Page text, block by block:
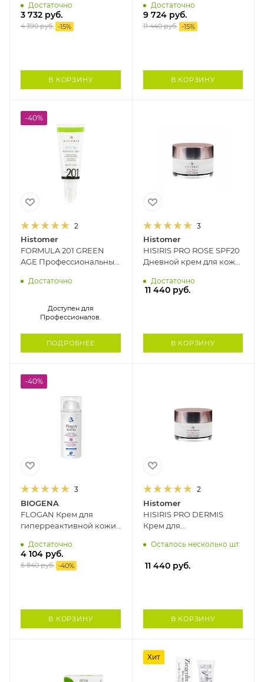
ЗЕЛЕНЫЙ ЧАЙ STYX, 50
мл
Достаточно
3 732 руб.
4 390руб. -15%
В КОРЗИНУ
чувствительной кожи
HISTOMER, 50 мл
Достаточно
9 724руб.
11 440руб. -15%
В КОРЗИНУ
-40%
2
Histomer
FORMULA 201 GREEN
AGE Профессиональный
кожи HISTOMER, 100 мл
Достаточно
Доступен для
Профессионалов.
ПОДРОБНЕЕ
3
Histomer
HISIRIS PRO ROSE SPF20
Дневной крем для кожи
50 мл
Достаточно
11 440руб.
В КОРЗИНУ
-40%
3
BIOGENA
FLOGAN Крем для
гиперреактивной кожи,
себорейному дерматиту
BIOGENA, 50 мл
Достаточно
4 104 руб.
6 840руб. -40%
В КОРЗИНУ
2
Histomer
HISIRIS PRO DERMIS
Крем для
кожи HISTOMER, 50 мл
Осталось несколько шт.
11 440руб.
В КОРЗИНУ
Хит